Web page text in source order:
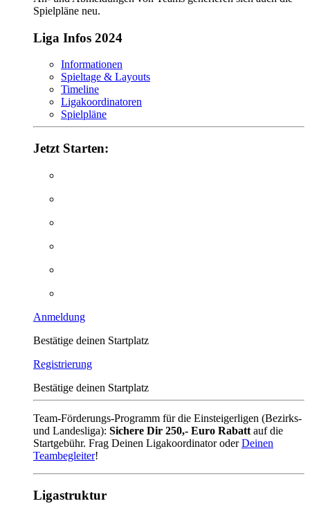
Spielpläne neu.
Liga Infos 2024
Informationen
Spieltage & Layouts
Timeline
Ligakoordinatoren
Spielpläne
Jetzt Starten:
Anmeldung
Bestätige deinen Startplatz
Registrierung
Bestätige deinen Startplatz
Team-Förderungs-Programm für die Einsteigerligen (Bezirks-
und Landesliga): Sichere Dir 250,- Euro Rabatt auf die
Startgebühr. Frag Deinen Ligakoordinator oderDeinen
Teambegleiter!
Ligastruktur